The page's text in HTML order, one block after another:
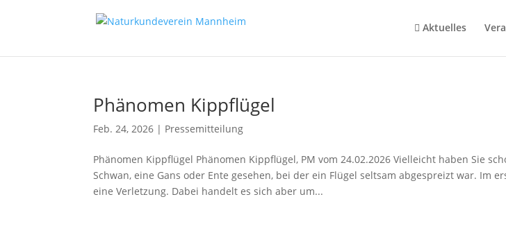
Aktuelles
Phänomen Kippflügel
Feb. 24, 2026 | Pressemitteilung
Phänomen Kippflügel Phänomen Kippflügel, PM vom 24.02.2026 Vielleicht haben Sie
Schwan, eine Gans oder Ente gesehen, bei der ein Flügel seltsam abgespreizt war. Im
eine Verletzung. Dabei handelt es sich aber um...